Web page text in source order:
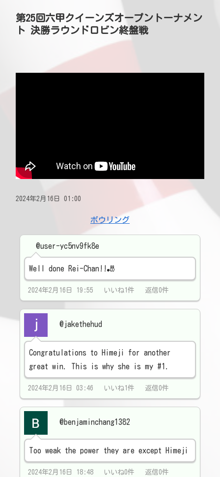
第25回六甲クイーンズオープントーナメン
ト 決勝ラウンドロビン終盤戦
2024年2月16日 01:00
ボウリング
@user-yc5nv9fk8e
Well done Rei-Chan!!🎳
2024年2月16日 19:55 いいね1件 返信0件
@jakethehud
Congratulations to Himeji for another
great win. This is why she is my #1.
2024年2月16日 03:46 いいね1件 返信0件
@benjaminchang1382
Too weak the power they are except Himeji
2024年2月16日 18:48 いいね0件 返信0件